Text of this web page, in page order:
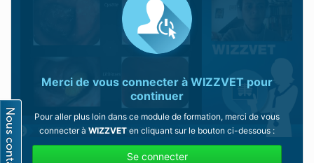
Merci de vous connecter à WIZZVETpour
continuer
Pour aller plus loin dans ce module de formation, merci de vous
connecter à WIZZVET en cliquant sur le bouton ci-dessous :
Se connecter